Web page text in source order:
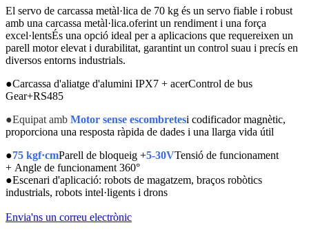
El servo de carcassa metàl·lica de 70 kg és un servo fiable i robust
amb una carcassa metàl·lica.oferint un rendiment i una força
excel·lentsÉs una opció ideal per a aplicacions que requereixen un
parell motor elevat i durabilitat, garantint un control suau i precís en
diversos entorns industrials.
●Carcassa d'aliatge d'alumini IPX7 + acerControl de bus
Gear+RS485
●Equipat amb Motor sense escombretesi codificador magnètic,
proporciona una resposta ràpida de dades i una llarga vida útil
●75 kgf·cmParell de bloqueig +5-30VTensió de funcionament
+ Angle de funcionament 360°
●Escenari d'aplicació: robots de magatzem, braços robòtics
industrials, robots intel·ligents i drons
Envia'ns un correu electrònic